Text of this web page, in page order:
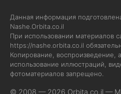
Данная информация
Nashe.Orbita.co.il
При использовании материалов
https://nashe.orbita.co.il
Копирование, воспроизведение,
использование иллюстраций,
фотоматериалов запрещено.
© 2008 — 2026 Orbita.co.il —